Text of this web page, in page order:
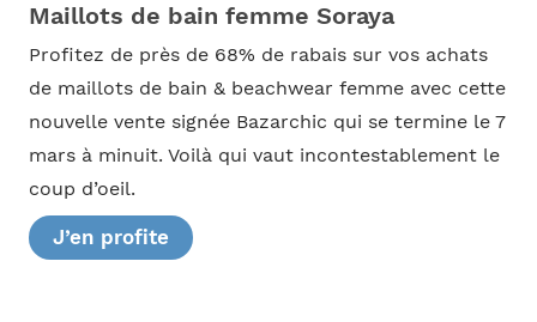
Maillots de bain femme Soraya
Profitez de près de 68% de rabais sur vos achats
de maillots de bain & beachwear femme avec cette
nouvelle vente signée Bazarchic qui se termine le 7
mars à minuit. Voilà qui vaut incontestablement le
coup d’oeil.
J’en profite